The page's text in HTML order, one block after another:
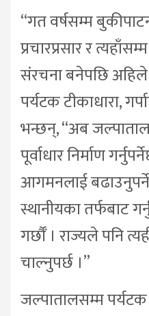
“गत वर्षसम्म
प्रचारप्रसार र
संरचना बनेपछि
पर्यटक टीकाधारा,
भन्छन्, “अब
पूर्वाधार निर्माण
आगमनलाई
स्थानीयका तर्फबाट
गर्छौँ । राज्यले पनि
चाल्नुपर्छ ।”
जल्पातालसम्म